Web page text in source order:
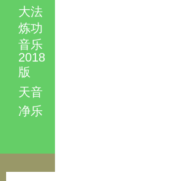
大法
炼功
音乐
2018
版
天音
净乐